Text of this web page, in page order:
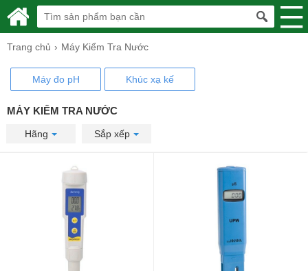
Trang chủ Máy Kiểm Tra Nước
Máy đo pH Khúc xạ kế
MÁY KIỂM TRA NƯỚC
Hãng Sắp xếp